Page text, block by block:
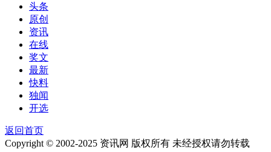
头条
原创
资讯
在线
奖文
最新
快料
独闻
开选
返回首页
Copyright © 2002-2025 资讯网 版权所有 未经授权请勿转载